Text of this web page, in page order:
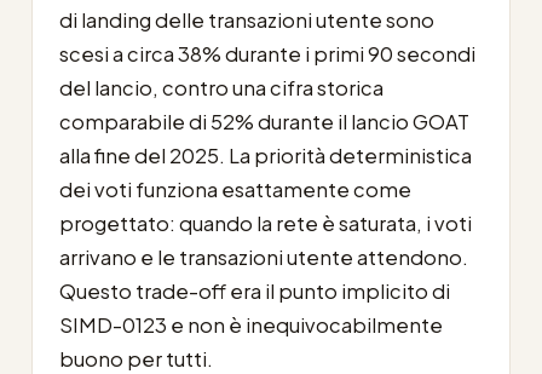
di landing delle transazioni utente sono
scesi a circa 38% durante i primi 90 secondi
del lancio, contro una cifra storica
comparabile di 52% durante il lancio GOAT
alla fine del 2025. La priorità deterministica
dei voti funziona esattamente come
progettato: quando la rete è saturata, i voti
arrivano e le transazioni utente attendono.
Questo trade-off era il punto implicito di
SIMD-0123 e non è inequivocabilmente
buono per tutti.